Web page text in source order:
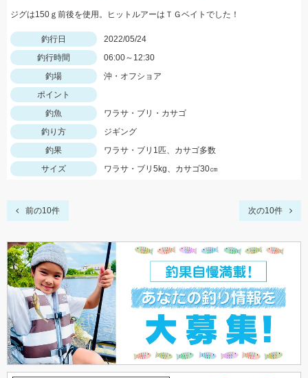
ジグは150ｇ前後を使用。ヒットルアーはＴＧベイトでした！
釣行日
2022/05/24
釣行時間
06:00～12:30
釣場
沖・オフショア
ポイント
釣魚
ワラサ・ブリ・カサゴ
釣り方
ジギング
釣果
ワラサ・ブリ1匹、カサゴ多数
サイズ
ワラサ・ブリ5kg、カサゴ30㎝
前の10件 次の10件